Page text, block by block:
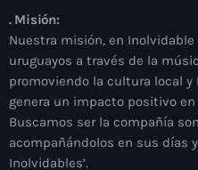
. Misión:
Nuestra misión, en Inolvidable
uruguayos a través de la
promoviendo la cultura local
genera un impacto positivo
Buscamos ser la compañía
acompañándolos en sus días
Inolvidables’.